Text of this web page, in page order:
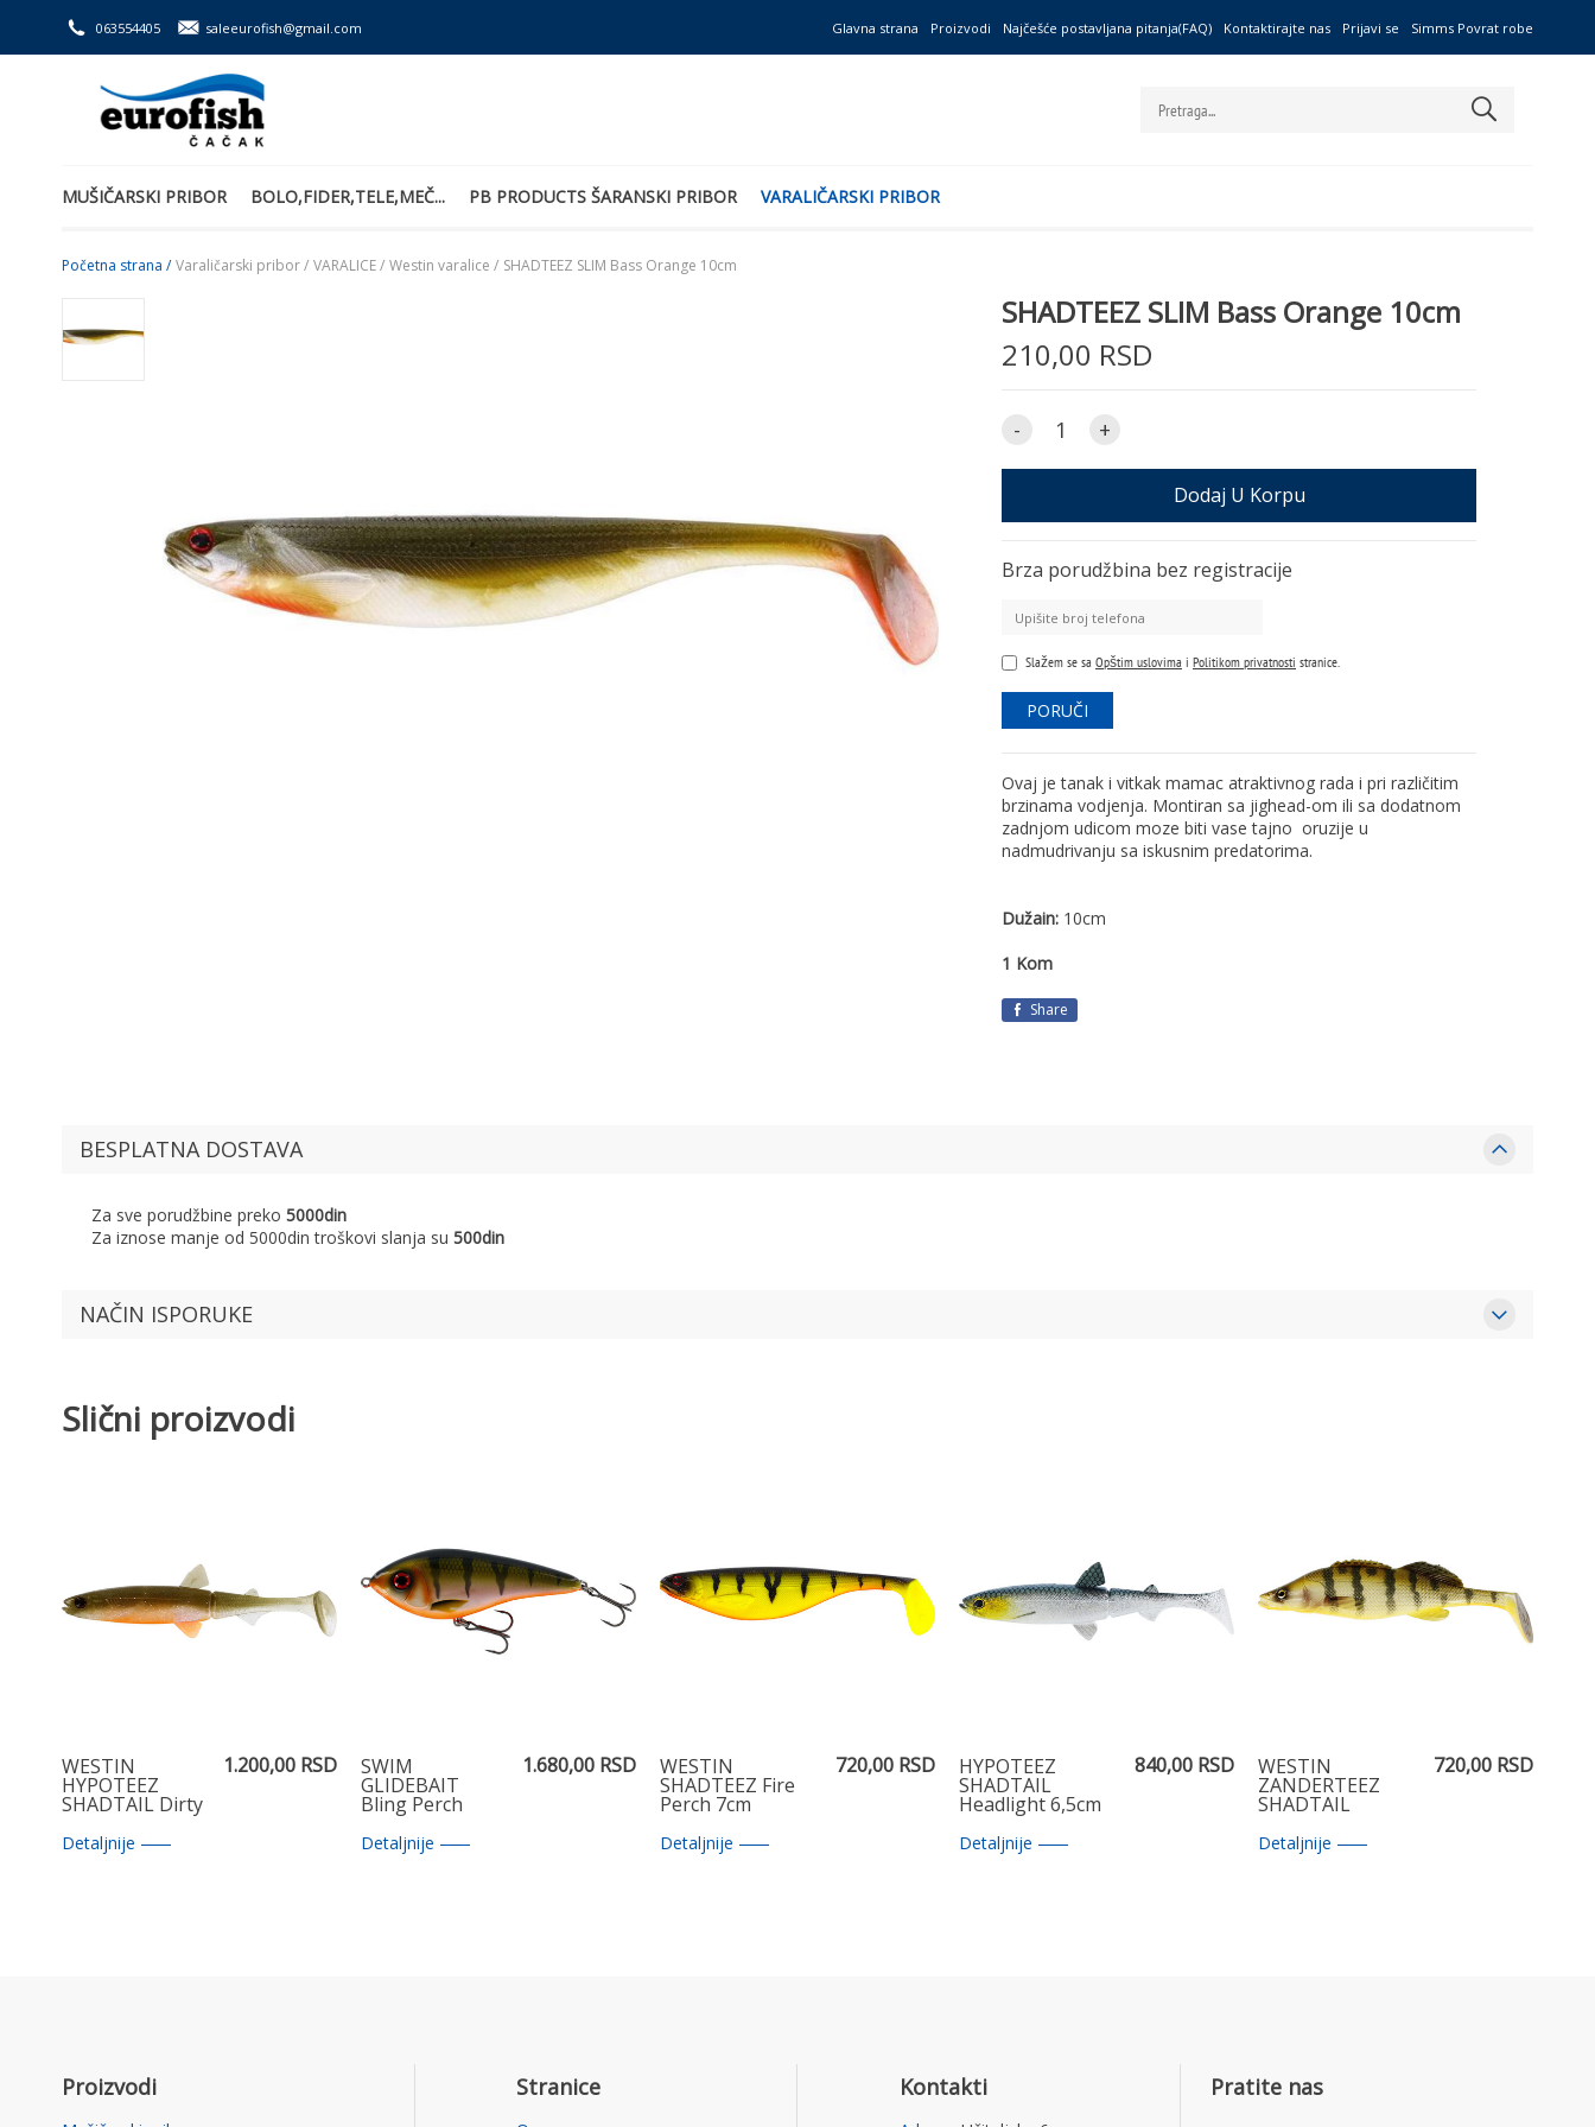
063554405 saleeurofish@gmail.com Glavna strana Proizvodi Najčešće postavljana pitanja(FAQ) Kontaktirajte nas Prijavi se Simms Povrat robe
MUŠIČARSKI PRIBOR BOLO,FIDER,TELE,MEČ... PB PRODUCTS ŠARANSKI PRIBOR VARALIČARSKI PRIBOR
Početna strana / Varaličarski pribor / VARALICE / Westin varalice / SHADTEEZ SLIM Bass Orange 10cm
SHADTEEZ SLIM Bass Orange 10cm
210,00 RSD
- +
Dodaj U Korpu
Brza porudžbina bez registracije
Slažem se sa Opštim uslovima i Politikom privatnosti stranice.
Ovaj je tanak i vitkak mamac atraktivnog rada i pri različitim
brzinama vodjenja. Montiran sa jighead-om ili sa dodatnom
zadnjom udicom moze biti vase tajno oruzije u
nadmudrivanju sa iskusnim predatorima.
Dužain: 10cm
1 Kom
Share
BESPLATNA DOSTAVA
Za sve porudžbine preko 5000din
Za iznose manje od 5000din troškovi slanja su 500din
NAČIN ISPORUKE
Slični proizvodi
WESTIN
HYPOTEEZ
SHADTAIL Dirty
1.200,00 RSD
Detaljnije
SWIM
GLIDEBAIT
Bling Perch
10cm
1.680,00 RSD
Detaljnije
WESTIN
SHADTEEZ Fire
Perch 7cm
720,00 RSD
Detaljnije
HYPOTEEZ
SHADTAIL
Headlight 6,5cm
840,00 RSD
Detaljnije
WESTIN
ZANDERTEEZ
SHADTAIL
8,5cm
720,00 RSD
Detaljnije
Proizvodi Stranice Kontakti Pratite nas